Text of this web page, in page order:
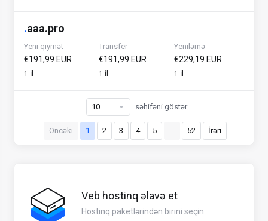
.aaa.pro
Yeni qiymət
€191,99 EUR
1 İl
Transfer
€191,99 EUR
1 İl
Yeniləmə
€229,19 EUR
1 İl
Öncəki 1 2 3 4 5 … 52 İrəri
səhifəni göstər
Veb hostinq əlavə et
Hostinq paketlərindən birini seçin